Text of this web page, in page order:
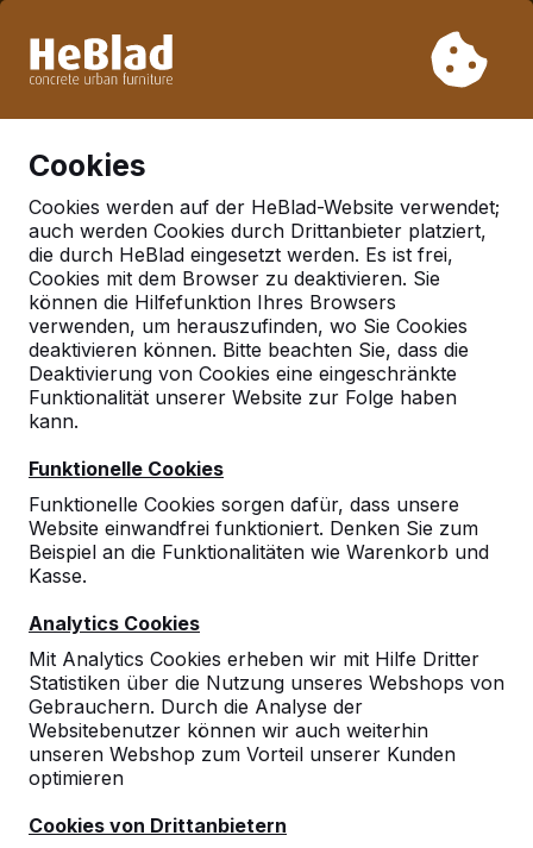
Woche 33 nicht. Bitte berücksichtigen Sie daher längere
Cookies
Cookies werden auf der HeBlad-Website verwendet;
auch werden Cookies durch Drittanbieter platziert,
die durch HeBlad eingesetzt werden. Es ist frei,
Cookies mit dem Browser zu deaktivieren. Sie
können die Hilfefunktion Ihres Browsers
verwenden, um herauszufinden, wo Sie Cookies
deaktivieren können. Bitte beachten Sie, dass die
Deaktivierung von Cookies eine eingeschränkte
Funktionalität unserer Website zur Folge haben
kann.
Funktionelle Cookies
Funktionelle Cookies sorgen dafür, dass unsere
Website einwandfrei funktioniert. Denken Sie zum
Beispiel an die Funktionalitäten wie Warenkorb und
Kasse.
Analytics Cookies
Mit Analytics Cookies erheben wir mit Hilfe Dritter
Statistiken über die Nutzung unseres Webshops von
Gebrauchern. Durch die Analyse der
Websitebenutzer können wir auch weiterhin
unseren Webshop zum Vorteil unserer Kunden
optimieren
Cookies von Drittanbietern
Deutschland
Referenties in:Leutkirch
im allgau
Geen reviews gevonden voor deze